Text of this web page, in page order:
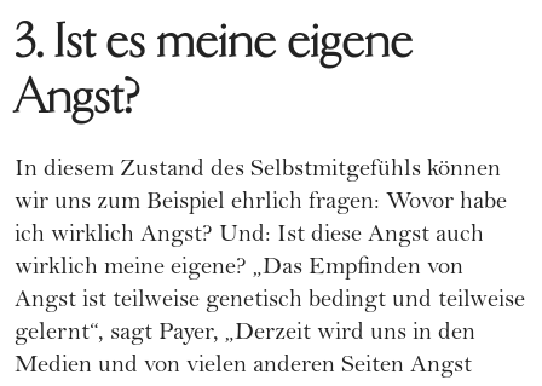
3. Ist es meine eigene
Angst?
In diesem Zustand des Selbstmitgefühls können
wir uns zum Beispiel ehrlich fragen: Wovor habe
ich wirklich Angst? Und: Ist diese Angst auch
wirklich meine eigene? „Das Empfinden von
Angst ist teilweise genetisch bedingt und teilweise
gelernt“, sagt Payer, „Derzeit wird uns in den
Medien und von vielen anderen Seiten Angst